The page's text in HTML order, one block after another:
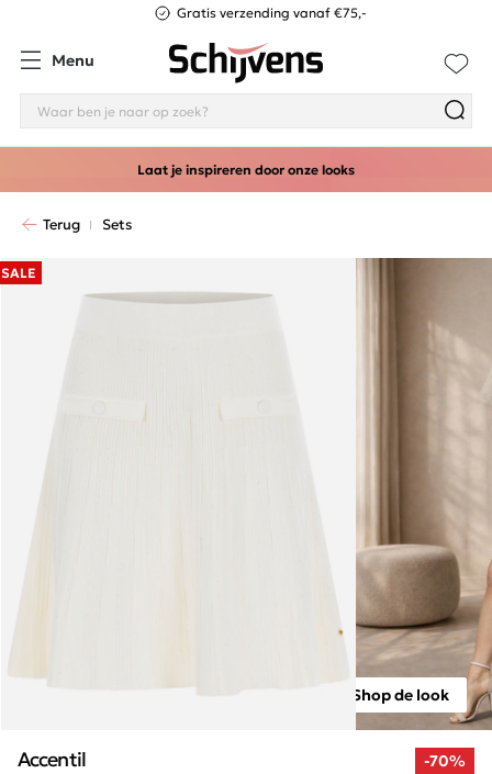
Gratis verzending vanaf €75,-
Menu
Laat je inspireren door onze looks
Terug Sets
SALE
Shop de look
-70%
Accentil